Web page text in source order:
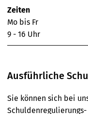
Zeiten
Mo bis Fr
9 - 16 Uhr
Ausführliche
Sie können sich bei